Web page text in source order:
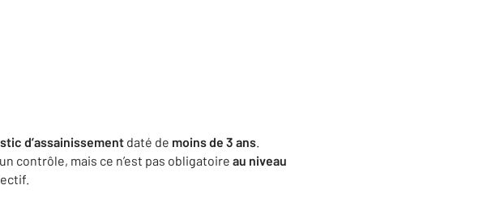
d’assainissement daté de moins de 3 ans.
contrôle, mais ce n’est pas obligatoire au niveau